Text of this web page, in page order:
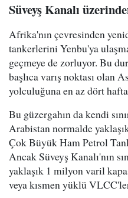
Süveyş Kanalı
Afrika'nın çevresinden
tankerlerini Yenbu'ya
geçmeye de zorluyor. Bu
başlıca varış noktası olan
yolculuğuna en az dört
Bu güzergahın da kendi
Arabistan normalde
Çok Büyük Ham Petrol
Ancak Süveyş Kanalı'nın
yaklaşık 1 milyon varil
veya kısmen yüklü